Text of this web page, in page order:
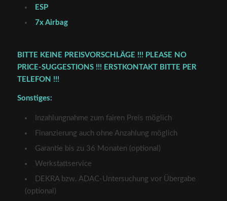
ESP
7x Airbag
BITTE KEINE PREISVORSCHLÄGE !!! PLEASE NO
PRICE-SUGGESTIONS !!! ERSTKONTAKT BITTE PER
TELEFON !!!
Sonstiges:
Inzahlungnahme zum fairen Preis möglich
Finanzierung auch ohne Anzahlung möglich
Garantie bis zu 36 Monaten (optional)
Werkstattservice
DEKRA bzw. ADAC-Untersuchung vor Übergabe
(optional)